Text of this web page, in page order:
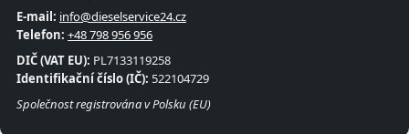
E-mail: info@dieselservice24.cz
Telefon: +48 798 956 956
DIČ (VAT EU): PL7133119258
Identifikační číslo (IČ): 522104729
Společnost registrována v Polsku (EU)